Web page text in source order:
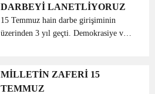
kurumlarına girerek, yıllardır
kurdukları hain planlarıyla 15 Temmuz
2016 tar...
DARBEYİ LANETLİYORUZ
15 Temmuz hain darbe girişiminin
üzerinden 3 yıl geçti. Demokrasiye ve
lanetliyoruz. 15 Temmuz 2016
gecesinde yaptığımız gibi ...
MİLLETİN ZAFERİ 15
TEMMUZ